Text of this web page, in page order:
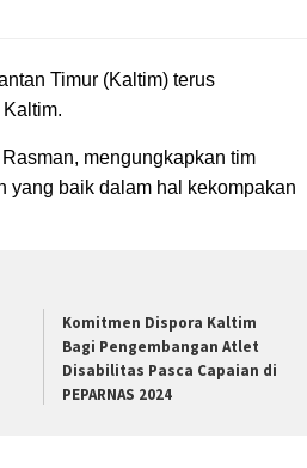
Timur (Kaltim) terus
mengungkapkan tim
yang baik dalam hal kekompakan
Komitmen Dispora Kaltim
Bagi Pengembangan Atlet
Disabilitas Pasca Capaian di
PEPARNAS 2024